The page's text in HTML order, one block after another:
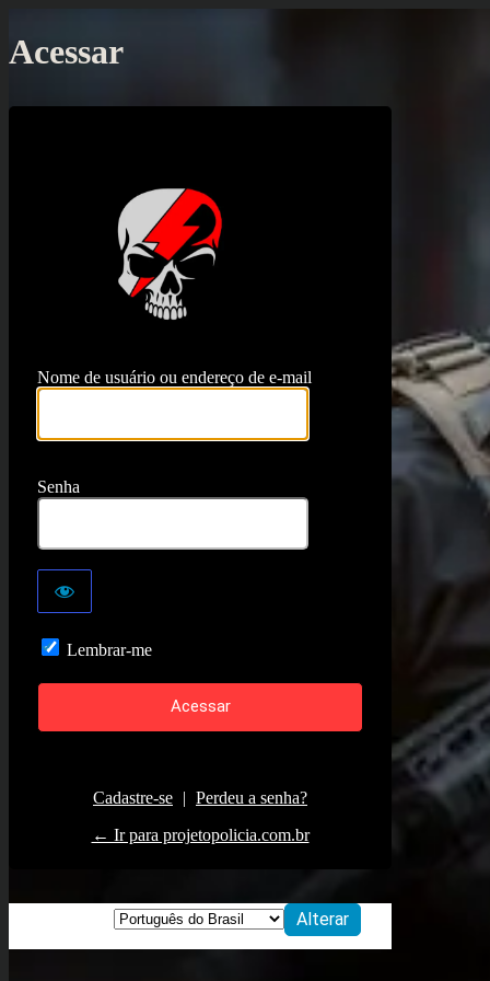
Acessar
Nome de usuário ou endereço de e-mail
Senha
Lembrar-me
Cadastre-se | Perdeu a senha?
← Ir para projetopolicia.com.br